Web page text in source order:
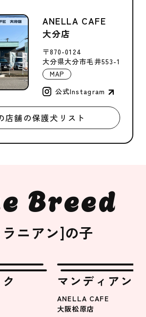
ANELLA CAFE
大分店
〒870-0124
大分県大分市毛井553-1
MAP
公式Instagram
店舗の保護犬リスト
Breed
ニアン]の子
マンディアン
ANELLA CAFE
大阪松原店